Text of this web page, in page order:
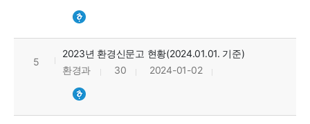
5
2023년 환경신문고 현황(2024.01.01. 기준)
환경과
30 2024-01-02